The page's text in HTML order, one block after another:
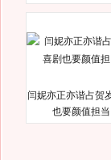
闫妮亦正亦谐占贺
也要颜值担当